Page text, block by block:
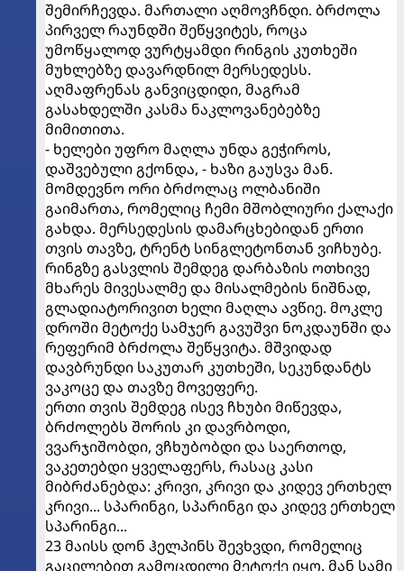
შემირჩევდა. მართალი აღმოვჩნდი. ბრძოლა
პირველ რაუნდში შეწყვიტეს, როცა
უმოწყალოდ ვურტყამდი რინგის კუთხეში
მუხლებზე დავარდნილ მერსედესს.
აღმაფრენას განვიცდიდი, მაგრამ
გასახდელში კასმა ნაკლოვანებებზე
მიმითითა.
- ხელები უფრო მაღლა უნდა გეჭიროს,
დაშვებული გქონდა, - ხაზი გაუსვა მან.
მომდევნო ორი ბრძოლაც ოლბანიში
გაიმართა, რომელიც ჩემი მშობლიური ქალაქი
გახდა. მერსედესის დამარცხებიდან ერთი
თვის თავზე, ტრენტ სინგლეტონთან ვიჩხუბე.
რინგზე გასვლის შემდეგ დარბაზის ოთხივე
მხარეს მივესალმე და მისალმების ნიშნად,
გლადიატორივით ხელი მაღლა ავწიე. მოკლე
დროში მეტოქე სამჯერ გავუშვი ნოკდაუნში და
რეფერიმ ბრძოლა შეწყვიტა. მშვიდად
დავბრუნდი საკუთარ კუთხეში, სეკუნდანტს
ვაკოცე და თავზე მოვეფერე.
ერთი თვის შემდეგ ისევ ჩხუბი მიწევდა,
ბრძოლებს შორის კი დავრბოდი,
ვვარჯიშობდი, ვჩხუბობდი და საერთოდ,
ვაკეთებდი ყველაფერს, რასაც კასი
მიბრძანებდა: კრივი, კრივი და კიდევ ერთხელ
კრივი... სპარინგი, სპარინგი და კიდევ ერთხელ
სპარინგი...
23 მაისს დონ ჰელპინს შევხვდი, რომელიც
გაცილებით გამოცდილი მეტოქე იყო. მან სამი